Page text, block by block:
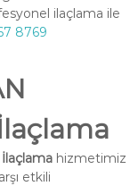
ilaçlama ile
8769
hizmetimiz
etkili